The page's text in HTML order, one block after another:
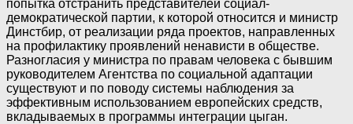
попытка отстранить представителей социал-
демократической партии, к которой относится и министр
Динстбир, от реализации ряда проектов, направленных
на профилактику проявлений ненависти в обществе.
Разногласия у министра по правам человека с бывшим
руководителем Агентства по социальной адаптации
существуют и по поводу системы наблюдения за
эффективным использованием европейских средств,
вкладываемых в программы интеграции цыган.